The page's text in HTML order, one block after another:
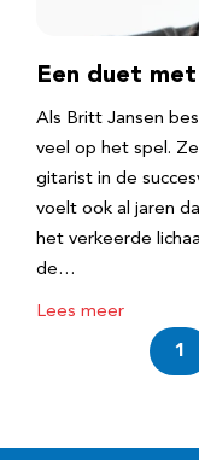
Een duet
Als Britt Jansen
veel op het spel.
gitarist in de
voelt ook al jaren
het verkeerde
de…
Lees meer
1